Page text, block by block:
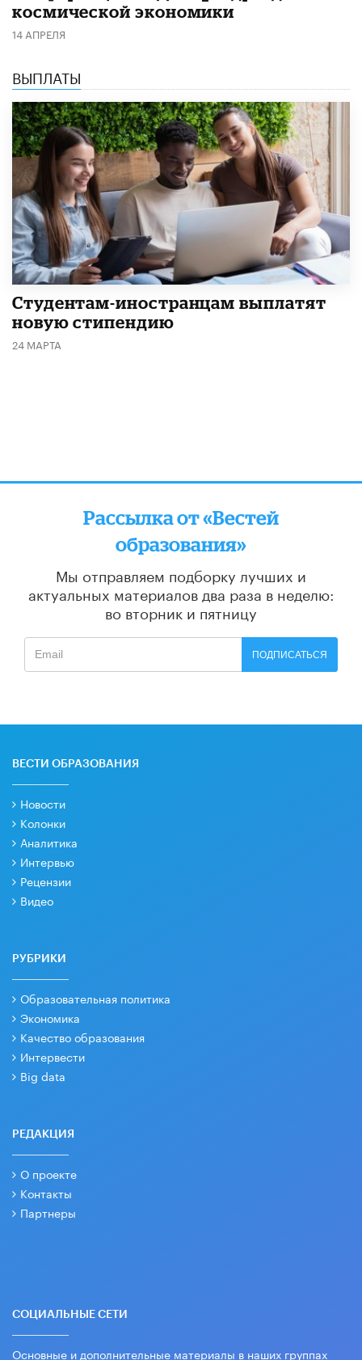
космической экономики
14 АПРЕЛЯ
ВЫПЛАТЫ
Студентам-иностранцам выплатят
новую стипендию
24 МАРТА
Рассылка от «Вестей
образования»
Мы отправляем подборку лучших и
актуальных материалов два раза в неделю:
во вторник и пятницу
ПОДПИСАТЬСЯ
ВЕСТИ ОБРАЗОВАНИЯ
Новости
Колонки
Аналитика
Интервью
Рецензии
Видео
РУБРИКИ
Образовательная политика
Экономика
Качество образования
Интервести
Big data
РЕДАКЦИЯ
О проекте
Контакты
Партнеры
СОЦИАЛЬНЫЕ СЕТИ
Основные и дополнительные материалы в наших группах